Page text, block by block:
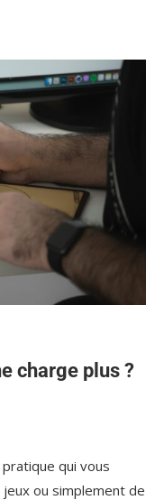
charge plus ?
qui vous
ou simplement de